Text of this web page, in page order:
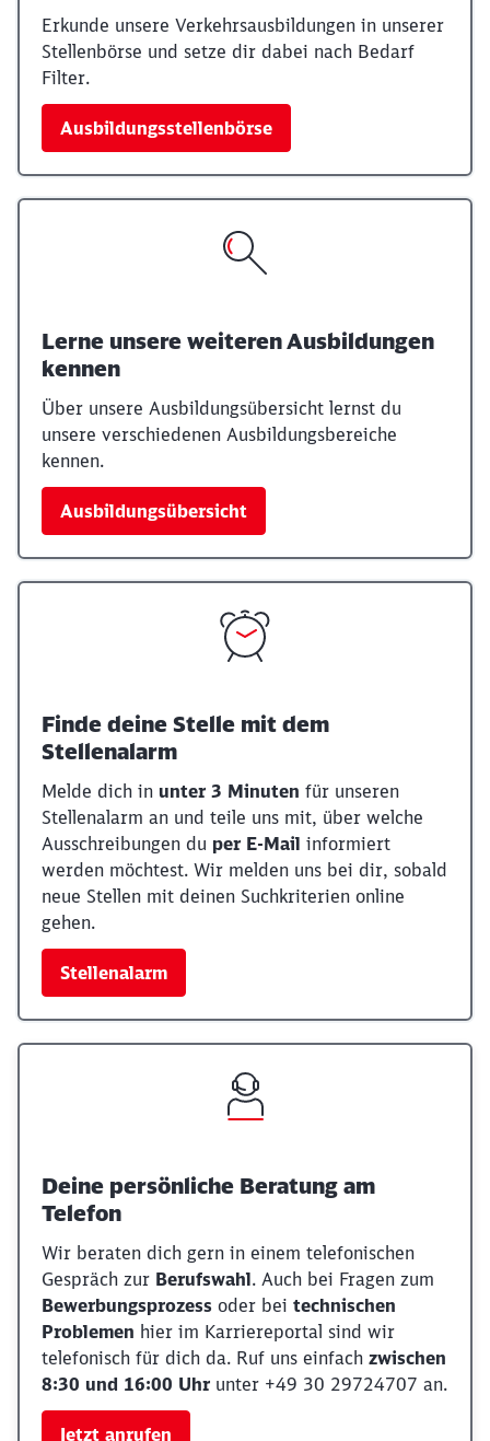
Erkunde unsere Verkehrsausbildungen in unserer
Stellenbörse und setze dir dabei nach Bedarf
Filter.
Ausbildungsstellenbörse
Lerne unsere weiteren Ausbildungen
kennen
Über unsere Ausbildungsübersicht lernst du
unsere verschiedenen Ausbildungsbereiche
kennen.
Ausbildungsübersicht
Finde deine Stelle mit dem
Stellenalarm
Melde dich in unter 3 Minuten für unseren
Stellenalarm an und teile uns mit, über welche
Ausschreibungen du per E-Mail informiert
werden möchtest. Wir melden uns bei dir, sobald
neue Stellen mit deinen Suchkriterien online
gehen.
Stellenalarm
Deine persönliche Beratung am
Telefon
Wir beraten dich gern in einem telefonischen
Gespräch zur Berufswahl. Auch bei Fragen zum
Bewerbungsprozess oder bei technischen
Problemen hier im Karriereportal sind wir
telefonisch für dich da. Ruf uns einfach zwischen
8:30 und 16:00 Uhr unter +49 30 29724707 an.
Jetzt anrufen